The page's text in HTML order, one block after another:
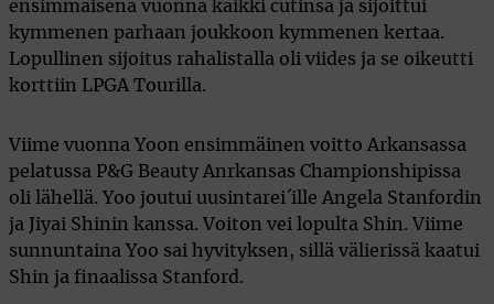
ensimmäisenä vuonna kaikki cutinsa ja sijoittui
kymmenen parhaan joukkoon kymmenen kertaa.
Lopullinen sijoitus rahalistalla oli viides ja se oikeutti
korttiin LPGA Tourilla.
Viime vuonna Yoon ensimmäinen voitto Arkansassa
pelatussa P&G Beauty Anrkansas Championshipissa
oli lähellä. Yoo joutui uusintarei´ille Angela Stanfordin
ja Jiyai Shinin kanssa. Voiton vei lopulta Shin. Viime
sunnuntaina Yoo sai hyvityksen, sillä välierissä kaatui
Shin ja finaalissa Stanford.